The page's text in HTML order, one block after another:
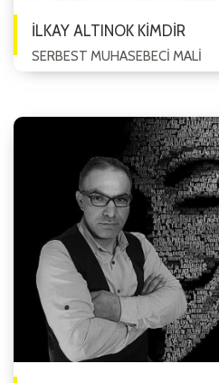
İLKAY ALTINOK KİMDİR
SERBEST MUHASEBECİ MALİ
Altınok 1971 yılında Afyon da
doğmuştur. İlkokul İzmir, Ortao...